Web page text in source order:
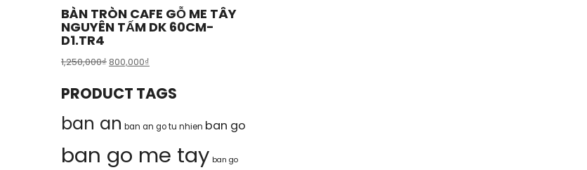
BÀN TRÒN CAFE GỖ ME TÂY
NGUYÊN TẤM DK 60CM-
D1.TR4
1,250,000₫800,000₫
PRODUCT TAGS
ban an ban an go tu nhien ban go
ban go me tay ban go